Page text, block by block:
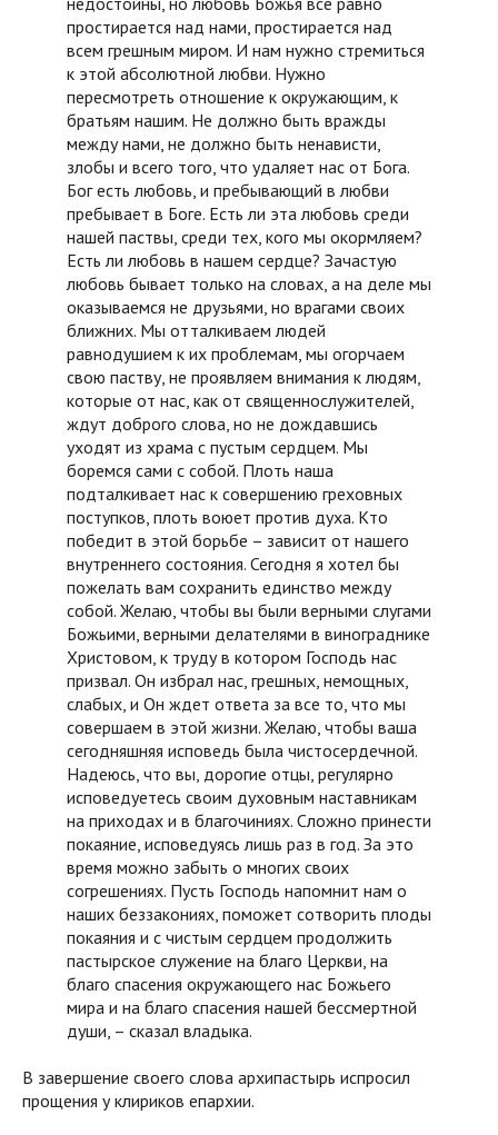
простирается над нами, простирается над
всем грешным миром. И нам нужно стремиться
к этой абсолютной любви. Нужно
пересмотреть отношение к окружающим, к
братьям нашим. Не должно быть вражды
между нами, не должно быть ненависти,
злобы и всего того, что удаляет нас от Бога.
Бог есть любовь, и пребывающий в любви
пребывает в Боге. Есть ли эта любовь среди
нашей паствы, среди тех, кого мы окормляем?
Есть ли любовь в нашем сердце? Зачастую
любовь бывает только на словах, а на деле мы
оказываемся не друзьями, но врагами своих
ближних. Мы отталкиваем людей
равнодушием к их проблемам, мы огорчаем
свою паству, не проявляем внимания к людям,
которые от нас, как от священнослужителей,
ждут доброго слова, но не дождавшись
уходят из храма с пустым сердцем. Мы
боремся сами с собой. Плоть наша
подталкивает нас к совершению греховных
поступков, плоть воюет против духа. Кто
победит в этой борьбе – зависит от нашего
внутреннего состояния. Сегодня я хотел бы
пожелать вам сохранить единство между
собой. Желаю, чтобы вы были верными слугами
Божьими, верными делателями в винограднике
Христовом, к труду в котором Господь нас
призвал. Он избрал нас, грешных, немощных,
слабых, и Он ждет ответа за все то, что мы
совершаем в этой жизни. Желаю, чтобы ваша
сегодняшняя исповедь была чистосердечной.
Надеюсь, что вы, дорогие отцы, регулярно
исповедуетесь своим духовным наставникам
на приходах и в благочиниях. Сложно принести
покаяние, исповедуясь лишь раз в год. За это
время можно забыть о многих своих
согрешениях. Пусть Господь напомнит нам о
наших беззакониях, поможет сотворить плоды
покаяния и с чистым сердцем продолжить
пастырское служение на благо Церкви, на
благо спасения окружающего нас Божьего
мира и на благо спасения нашей бессмертной
души, – сказал владыка.
В завершение своего слова архипастырь испросил
прощения у клириков епархии.